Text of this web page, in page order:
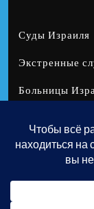
Суды Израиля
Экстренные
Больницы
Посольства
Почтовые